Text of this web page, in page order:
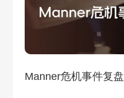
Manner危机事件复盘